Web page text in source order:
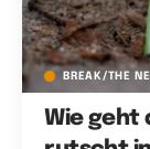
BREAK/THE
Wie geht